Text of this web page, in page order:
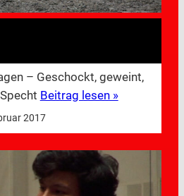
– Geschockt, geweint,
Beitrag lesen »
2017